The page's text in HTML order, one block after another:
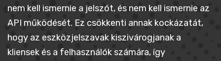
nem kell ismernie a jelszót, és nem kell ismernie az
API működését. Ez csökkenti annak kockázatát,
hogy az eszközjelszavak kiszivárogjanak a
kliensek és a felhasználók számára, így